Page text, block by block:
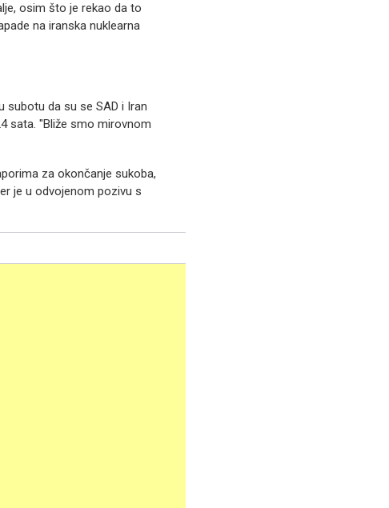
osim što je rekao da to
na iranska nuklearna
subotu da su se SAD i Iran
sata. "Bliže smo mirovnom
za okončanje sukoba,
je u odvojenom pozivu s